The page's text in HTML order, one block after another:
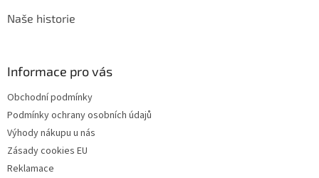
Naše historie
Informace pro vás
Obchodní podmínky
Podmínky ochrany osobních údajů
Výhody nákupu u nás
Zásady cookies EU
Reklamace